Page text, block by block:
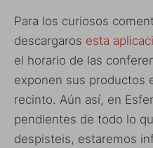
Para los curiosos
descargaros esta
el horario de las
exponen sus productos
recinto. Aún así, en
pendientes de todo lo
despisteis, estaremos